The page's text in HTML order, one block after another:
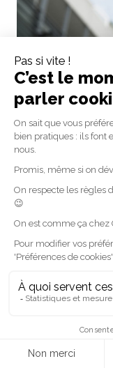
Les feux
Recherche